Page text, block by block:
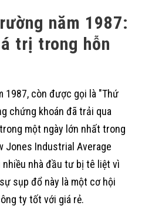
năm 1987:
trị trong hỗn
1987, còn được gọi là "Thứ
chứng khoán đã trải qua
một ngày lớn nhất trong
Jones Industrial Average
nhiều nhà đầu tư bị tê liệt vì
sụp đổ này là một cơ hội
ty tốt với giá rẻ.